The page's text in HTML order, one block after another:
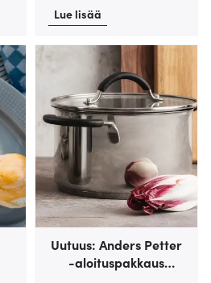
Lue lisää
Uutuus: Anders Petter
-aloituspakkaus